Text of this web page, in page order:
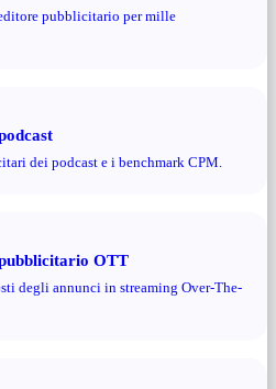
pubblicitario per mille
dei podcast e i benchmark CPM.
OTT
degli annunci in streaming Over-The-